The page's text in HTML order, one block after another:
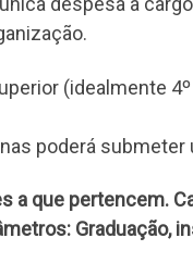
(idealmente
poderá
que pertencem.
Graduação,